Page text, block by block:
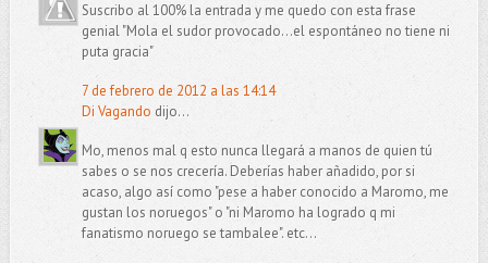
Suscribo al 100% la entrada y me quedo con esta frase
genial "Mola el sudor provocado…el espontáneo no tiene ni
puta gracia"
7 de febrero de 2012 a las 14:14
Di Vagando dijo...
Mo, menos mal q esto nunca llegará a manos de quien tú
sabes o se nos crecería. Deberías haber añadido, por si
acaso, algo así como "pese a haber conocido a Maromo, me
gustan los noruegos" o "ni Maromo ha logrado q mi
fanatismo noruego se tambalee". etc...